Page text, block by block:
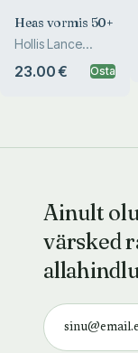
Heas vormis 50+
Hollis Lance
23.00 € Osta
Ainult
värsked